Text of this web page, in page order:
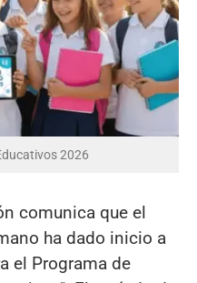
2026
comunica que el
ha dado inicio a
el Programa de